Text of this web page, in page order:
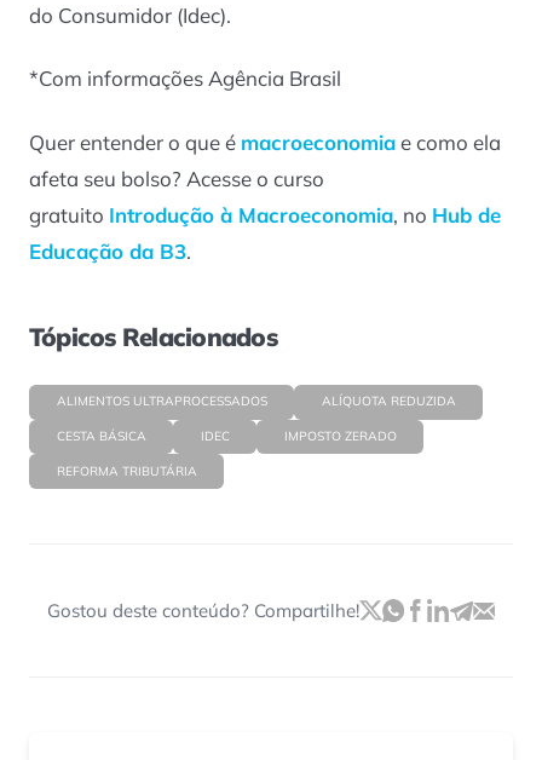
do Consumidor (Idec).
*Com informações Agência Brasil
Quer entender o que é macroeconomiae como ela
afeta seu bolso? Acesse o curso
gratuito Introdução à Macroeconomia, no Hub de
Educação da B3.
Tópicos Relacionados
ALIMENTOS ULTRAPROCESSADOS ALÍQUOTA REDUZIDA
CESTA BÁSICA IDEC IMPOSTO ZERADO
REFORMA TRIBUTÁRIA
Gostou deste conteúdo? Compartilhe!